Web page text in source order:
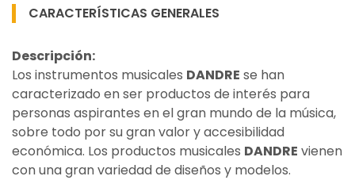
CARACTERÍSTICAS GENERALES
Descripción:
Los instrumentos musicales DANDRE se han
caracterizado en ser productos de interés para
personas aspirantes en el gran mundo de la música,
sobre todo por su gran valor y accesibilidad
económica. Los productos musicales DANDRE vienen
con una gran variedad de diseños y modelos.